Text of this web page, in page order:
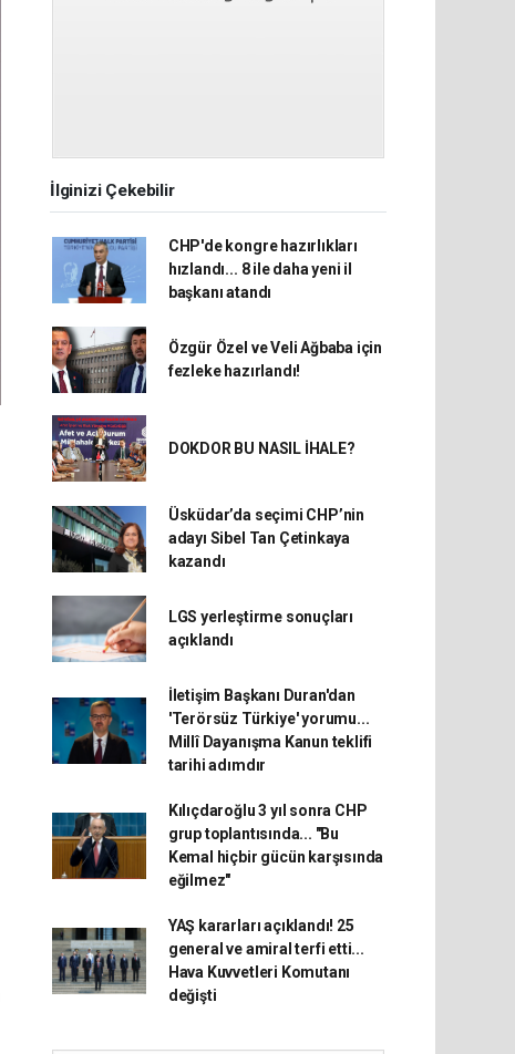
İlginizi Çekebilir
CHP'de kongre hazırlıkları
hızlandı... 8 ile daha yeni il
başkanı atandı
Özgür Özel ve Veli Ağbaba için
fezleke hazırlandı!
DOKDOR BU NASIL İHALE?
Üsküdar’da seçimi CHP’nin
adayı Sibel Tan Çetinkaya
kazandı
LGS yerleştirme sonuçları
açıklandı
İletişim Başkanı Duran'dan
'Terörsüz Türkiye' yorumu...
Millî Dayanışma Kanun teklifi
tarihi adımdır
Kılıçdaroğlu 3 yıl sonra CHP
grup toplantısında... "Bu
Kemal hiçbir gücün karşısında
eğilmez"
YAŞ kararları açıklandı! 25
general ve amiral terfi etti...
Hava Kuvvetleri Komutanı
değişti